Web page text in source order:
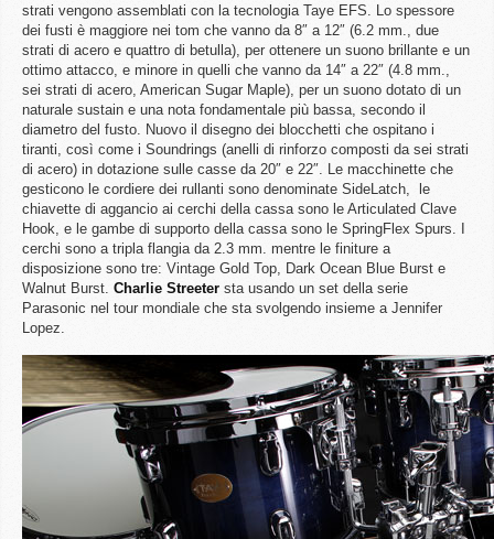
strati vengono assemblati con la tecnologia Taye EFS. Lo spessore
dei fusti è maggiore nei tom che vanno da 8″ a 12″ (6.2 mm., due
strati di acero e quattro di betulla), per ottenere un suono brillante e un
ottimo attacco, e minore in quelli che vanno da 14″ a 22″ (4.8 mm.,
sei strati di acero, American Sugar Maple), per un suono dotato di un
naturale sustain e una nota fondamentale più bassa, secondo il
diametro del fusto. Nuovo il disegno dei blocchetti che ospitano i
tiranti, così come i Soundrings (anelli di rinforzo composti da sei strati
di acero) in dotazione sulle casse da 20″ e 22″. Le macchinette che
gesticono le cordiere dei rullanti sono denominate SideLatch, le
chiavette di aggancio ai cerchi della cassa sono le Articulated Clave
Hook, e le gambe di supporto della cassa sono le SpringFlex Spurs. I
cerchi sono a tripla flangia da 2.3 mm. mentre le finiture a
disposizione sono tre: Vintage Gold Top, Dark Ocean Blue Burst e
Walnut Burst. Charlie Streeter sta usando un set della serie
Parasonic nel tour mondiale che sta svolgendo insieme a Jennifer
Lopez.